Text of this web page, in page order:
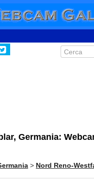
Germania:
> Nord Reno-